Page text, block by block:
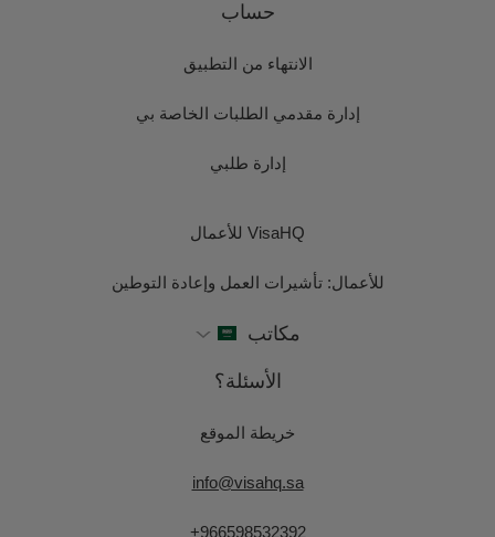
حساب
الانتهاء من التطبيق
إدارة مقدمي الطلبات الخاصة بي
إدارة طلبي
VisaHQ للأعمال
للأعمال: تأشيرات العمل وإعادة التوطين
مكاتب
الأسئلة؟
خريطة الموقع
info@visahq.sa
+966598532392